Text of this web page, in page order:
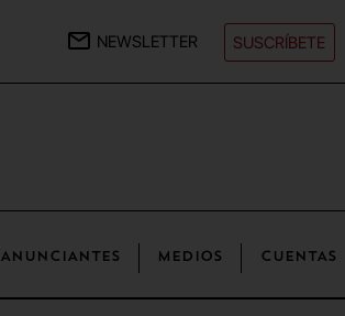
NEWSLETTER SUSCRÍBETE
ANUNCIANTES MEDIOS CUENTAS